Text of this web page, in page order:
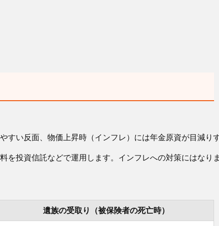
すい反面、物価上昇時（インフレ）には年金原資が目減り
投資信託などで運用します。インフレへの対策には
遺族の受取り （被保険者の死亡時）